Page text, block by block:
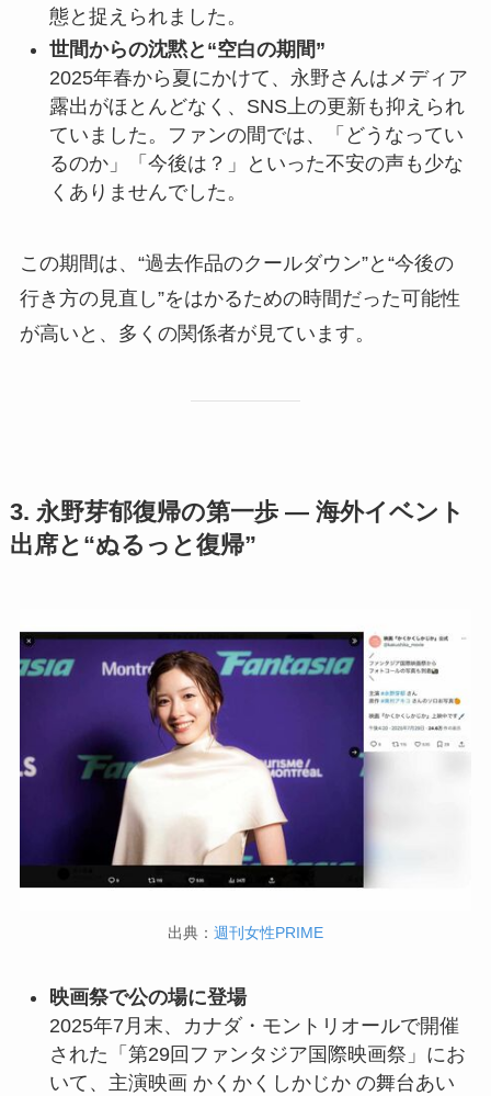
態と捉えられました。
世間からの沈黙と“空白の期間”
2025年春から夏にかけて、永野さんはメディア
露出がほとんどなく、SNS上の更新も抑えられ
ていました。ファンの間では、「どうなってい
るのか」「今後は？」といった不安の声も少な
くありませんでした。
この期間は、“過去作品のクールダウン”と“今後の
行き方の見直し”をはかるための時間だった可能性
が高いと、多くの関係者が見ています。
3. 永野芽郁復帰の第一歩 ― 海外イベント
出席と“ぬるっと復帰”
出典： 週刊女性PRIME
映画祭で公の場に登場
2025年7月末、カナダ・モントリオールで開催
された「第29回ファンタジア国際映画祭」にお
いて、主演映画 かくかくしかじか の舞台あい